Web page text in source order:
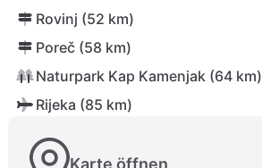
Rovinj (52 km)
Poreč (58 km)
Naturpark Kap Kamenjak (64 km)
Rijeka (85 km)
Karte öffnen